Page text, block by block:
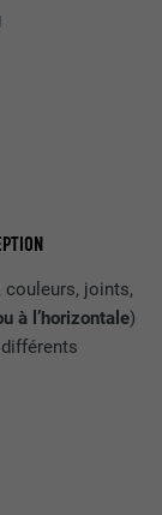
couleurs, joints,
à l’horizontale)